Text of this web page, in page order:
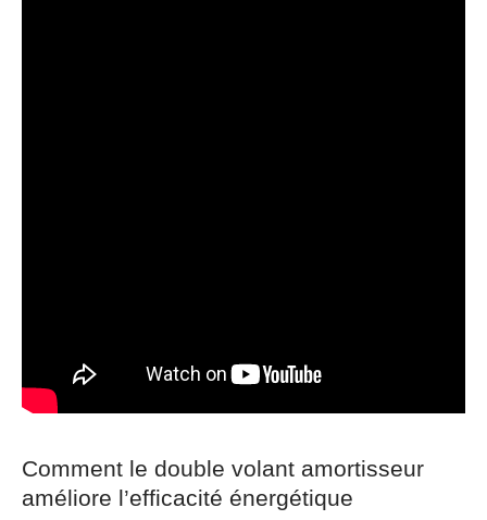
Comment le double volant amortisseur
améliore l’efficacité énergétique